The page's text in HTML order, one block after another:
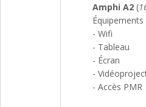
Amphi A2 (
Équipements
- Wifi
- Tableau
- Écran
-
- Accès PMR